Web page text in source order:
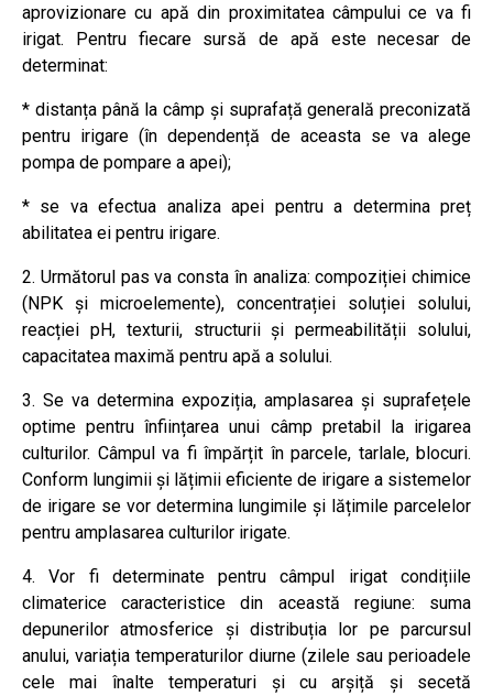
aprovizionare cu apă din proximitatea câmpului ce va fi
irigat. Pentru fiecare sursă de apă este necesar de
determinat:
* distanța până la câmp și suprafață generală preconizată
pentru irigare (în dependență de aceasta se va alege
pompa de pompare a apei);
* se va efectua analiza apei pentru a determina preț
abilitatea ei pentru irigare.
2. Următorul pas va consta în analiza: compoziției chimice
(NPK și microelemente), concentrației soluției solului,
reacției pH, texturii, structurii și permeabilității solului,
capacitatea maximă pentru apă a solului.
3. Se va determina expoziția, amplasarea și suprafețele
optime pentru înființarea unui câmp pretabil la irigarea
culturilor. Câmpul va fi împărțit în parcele, tarlale, blocuri.
Conform lungimii și lățimii eficiente de irigare a sistemelor
de irigare se vor determina lungimile și lățimile parcelelor
pentru amplasarea culturilor irigate.
4. Vor fi determinate pentru câmpul irigat condițiile
climaterice caracteristice din această regiune: suma
depunerilor atmosferice și distribuția lor pe parcursul
anului, variația temperaturilor diurne (zilele sau perioadele
cele mai înalte temperaturi și cu arșiță și secetă